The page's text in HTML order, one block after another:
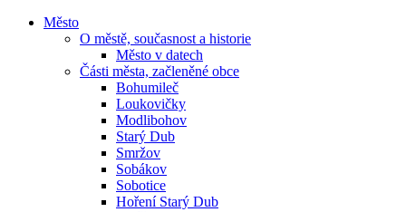
Město
O městě, současnost a historie
Město v datech
Části města, začleněné obce
Bohumileč
Loukovičky
Modlibohov
Starý Dub
Smržov
Sobákov
Sobotice
Hoření Starý Dub